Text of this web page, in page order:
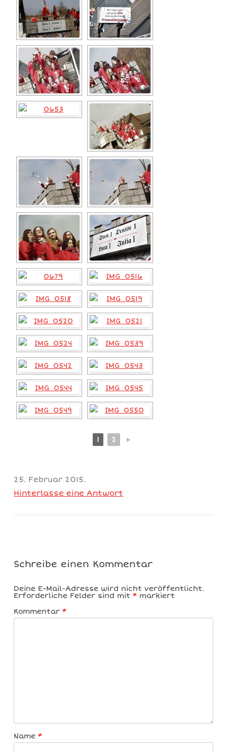
1 2 ►
25. Februar 2015.
Hinterlasse eine Antwort
Schreibe einen Kommentar
Deine E-Mail-Adresse wird nicht veröffentlicht.
Erforderliche Felder sind mit* markiert
Kommentar*
Name*